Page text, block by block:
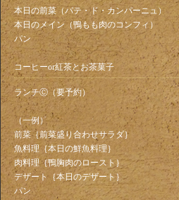
本日の前菜（パテ・ド・カンパーニュ）
本日のメイン（鴨もも肉のコンフィ）
パン
コーヒーor紅茶とお茶菓子
ランチⒸ（要予約）
（一例）
前菜｛前菜盛り合わせサラダ｝
魚料理｛本日の鮮魚料理｝
肉料理｛鴨胸肉のロースト｝
デザート｛本日のデザート｝
パン